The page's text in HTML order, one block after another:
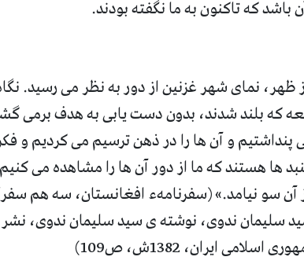
باشد که تاکنون به ما نگفته بودند.
نمای شهر غزنین از دور به نظر می رسید.
که بلند شدند، بدون دست یابی به هدف برمی
پنداشتیم و آن ها را در ذهن ترسیم می کردیم و
ها هستند که ما از دور آن ها را مشاهده می
سو نیامد.» (سفرنامهء افغانستان، سه هم سفر
سلیمان ندوی، نوشته ی سید سلیمان ندوی،
اسلامی ایران، ش، ص109)